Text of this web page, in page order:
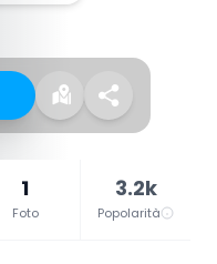
1
Foto
3.2k
Popolarità